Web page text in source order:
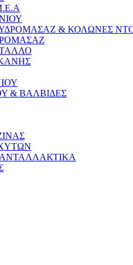
& ΚΟΛΩΝΕΣ
& ΒΑΛΒΙΔΕΣ